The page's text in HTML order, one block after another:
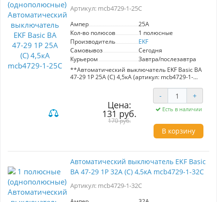
Артикул: mcb4729-1-25C
Ампер
25A
Кол-во полюсов
1 полюсные
Производитель
EKF
Самовывоз
Сегодня
Курьером
Завтра/послезавтра
**Автоматический выключатель EKF Basic ВА
47-29 1P 25А (С) 4,5кА (артикул: mcb4729-1-
Надежный автоматический выключатель для
электрических цепей переменного тока с
номинальным напряжением 230/400 В и
частотой 50 Гц.
**Основные характеристики:**
- Максимальный ток короткого замыкания: 4,5
- 1 полюсный
- Защита от короткого замыкания и перегрева
Цена:
131 руб.
170 руб.
- +
Есть в наличии
В корзину
Автоматический выключатель EKF Basic
ВА 47-29 1P 32А (С) 4,5кА mcb4729-1-32C
Артикул: mcb4729-1-32C